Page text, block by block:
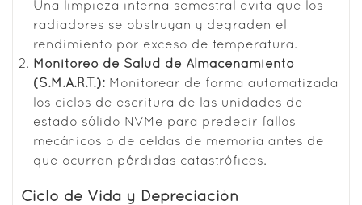
Una limpieza interna semestral evita que los
radiadores se obstruyan y degraden el
rendimiento por exceso de temperatura.
Monitoreo de Salud de Almacenamiento
(S.M.A.R.T.): Monitorear de forma automatizada
los ciclos de escritura de las unidades de
estado sólido NVMe para predecir fallos
mecánicos o de celdas de memoria antes de
que ocurran pérdidas catastróficas.
Ciclo de Vida y Depreciación